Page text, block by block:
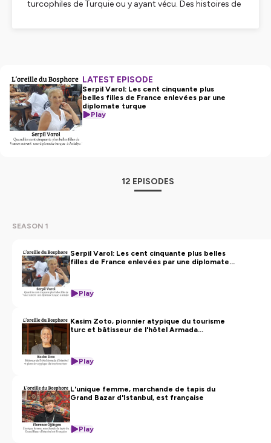
turcophiles de Turquie ou y ayant vécu. Des histoires de
de théâtre, autrices et auteurs, commerçants et
commerçantes, activistes, spécialistes en gastronomie,
chefs et cheffes étoilés ou pas, diplomates,
enseignantes et enseignants et plus encore...
Hébergé par Ausha. Visitez
LATEST EPISODE
Serpil Varol: Les cent cinquante plus
belles filles de France enlevées par une
diplomate turque
Play
12 EPISODES
SEASON 1
Serpil Varol: Les cent cinquante plus belles
filles de France enlevées par une diplomate
Play
Kasim Zoto, pionnier atypique du tourisme
turc et bâtisseur de l'hôtel Armada
Play
L'unique femme, marchande de tapis du
Grand Bazar d'Istanbul, est française
Play